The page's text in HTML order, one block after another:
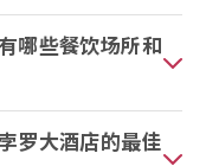
哪些餐饮场所和
罗大酒店的最佳